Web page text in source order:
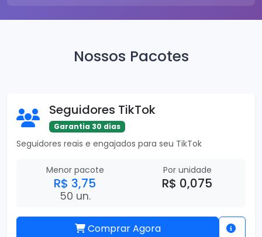
Nossos Pacotes
Seguidores TikTok
Garantia 30 dias
Seguidores reais e engajados para seu TikTok
Menor pacote
R$ 3,75
50 un.
Por unidade
R$ 0,075
Comprar Agora